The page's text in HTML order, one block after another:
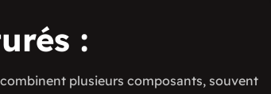
:
plusieurs composants, souvent